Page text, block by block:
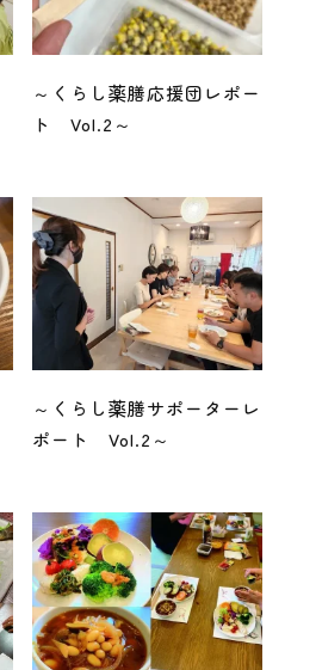
～くらし薬膳応援団レポー
ト Vol.2～
～くらし薬膳サポーターレ
ポート Vol.2～